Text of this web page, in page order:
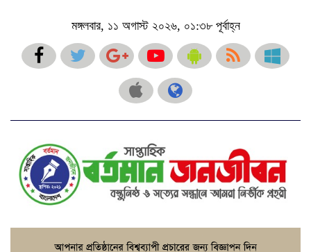
মঙ্গলবার, ১১ অগাস্ট ২০২৬, ০১:৩৮ পূর্বাহ্ন